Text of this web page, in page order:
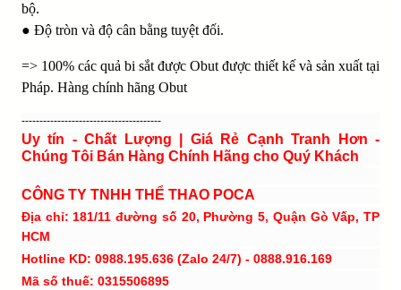
bộ.
● Độ tròn và độ cân bằng tuyệt đối.
=> 100% các quả bi sắt được Obut được thiết kế và sản xuất tại
Pháp. Hàng chính hãng Obut
---------------------------------------
Uy tín - Chất Lượng | Giá Rẻ Cạnh Tranh Hơn -
Chúng Tôi Bán Hàng Chính Hãng cho Quý Khách
CÔNG TY TNHH THỂ THAO POCA
Địa chỉ: 181/11 đường số 20, Phường 5, Quận Gò Vấp, TP
HCM
Hotline KD: 0988.195.636 (Zalo 24/7) - 0888.916.169
Mã số thuế: 0315506895